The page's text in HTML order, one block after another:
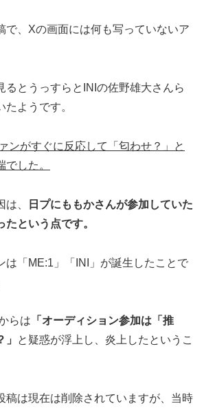
で、Xの画面には何も写っていないア
るとうっすらとINIの佐野雄大さんら
たようです。
ンがすぐに反応して「匂わせ？」と
した。
、
日プにももかさんが参加していた
という点です。
は「ME:1」「INI」が誕生したことで
らは 「オーディション参加は「推
と疑惑が浮上し、炎上したというこ
稿は現在は削除されていますが、当時